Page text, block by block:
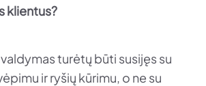
klientus?
turėtų būti susijęs su
ir ryšių kūrimu, o ne su